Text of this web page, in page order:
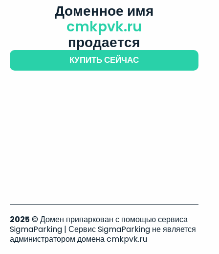
Доменное имя
cmkpvk.ru
продается
КУПИТЬ СЕЙЧАС
2025 © Домен припаркован с помощью сервиса
SigmaParking | Сервис SigmaParking не является
администратором домена cmkpvk.ru